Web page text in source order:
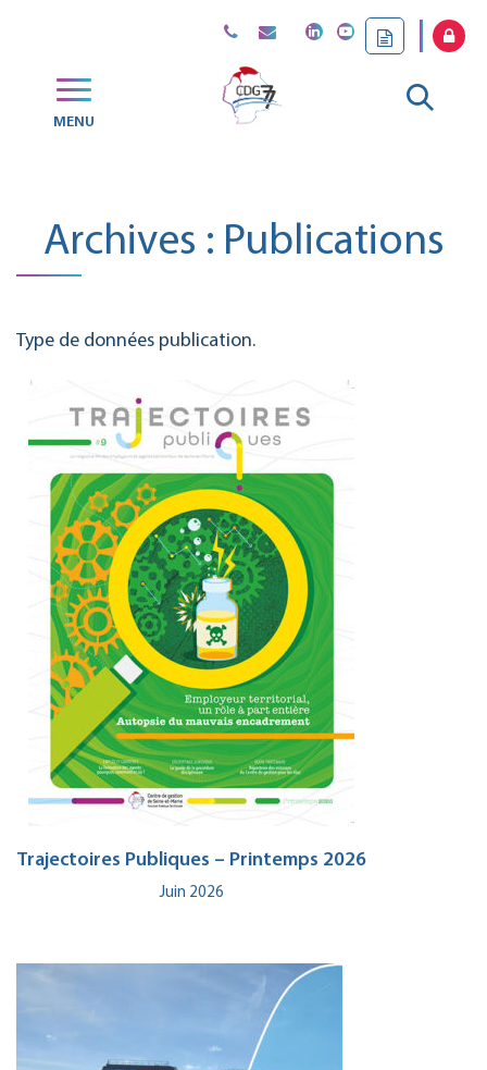
MENU
Aller
Archives : Publications
Type de données publication.
Trajectoires Publiques – Printemps 2026
Juin 2026